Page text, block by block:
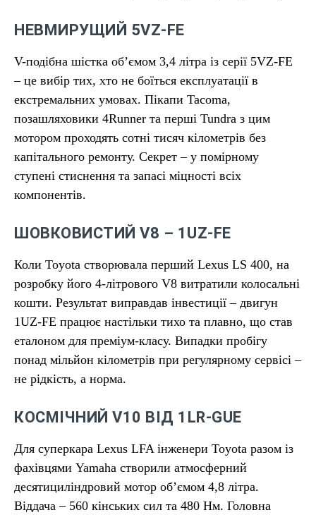
НЕВМИРУЩИЙ 5VZ-FE
V-подібна шістка об’ємом 3,4 літра із серії 5VZ-FE
– це вибір тих, хто не боїться експлуатації в
екстремальних умовах. Пікапи Tacoma,
позашляховики 4Runner та перші Tundra з цим
мотором проходять сотні тисяч кілометрів без
капітального ремонту. Секрет – у помірному
ступені стиснення та запасі міцності всіх
компонентів.
ШОВКОВИСТИЙ V8 – 1UZ-FE
Коли Toyota створювала перший Lexus LS 400, на
розробку його 4-літрового V8 витратили колосальні
кошти. Результат виправдав інвестиції – двигун
1UZ-FE працює настільки тихо та плавно, що став
еталоном для преміум-класу. Випадки пробігу
понад мільйон кілометрів при регулярному сервісі –
не рідкість, а норма.
КОСМІЧНИЙ V10 ВІД 1LR-GUE
Для суперкара Lexus LFA інженери Toyota разом із
фахівцями Yamaha створили атмосферний
десятициліндровий мотор об’ємом 4,8 літра.
Віддача – 560 кінських сил та 480 Нм. Головна